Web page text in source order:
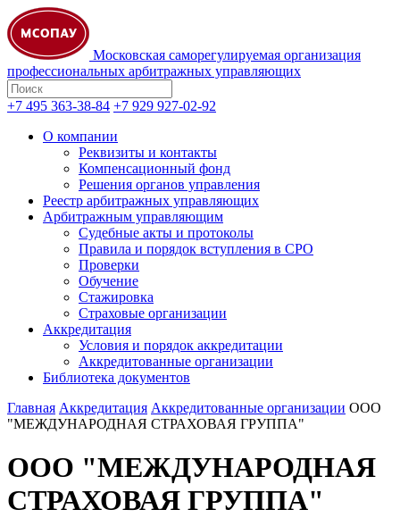
Московская саморегулируемая организация
профессиональных арбитражных управляющих
+7 495 363-38-84 +7 929 927-02-92
О компании
Реквизиты и контакты
Компенсационный фонд
Решения органов управления
Реестр арбитражных управляющих
Арбитражным управляющим
Судебные акты и протоколы
Правила и порядок вступления в СРО
Проверки
Обучение
Стажировка
Страховые организации
Аккредитация
Условия и порядок аккредитации
Аккредитованные организации
Библиотека документов
Главная Аккредитация Аккредитованные организации ООО
"МЕЖДУНАРОДНАЯ СТРАХОВАЯ ГРУППА"
ООО "МЕЖДУНАРОДНАЯ
СТРАХОВАЯ ГРУППА"